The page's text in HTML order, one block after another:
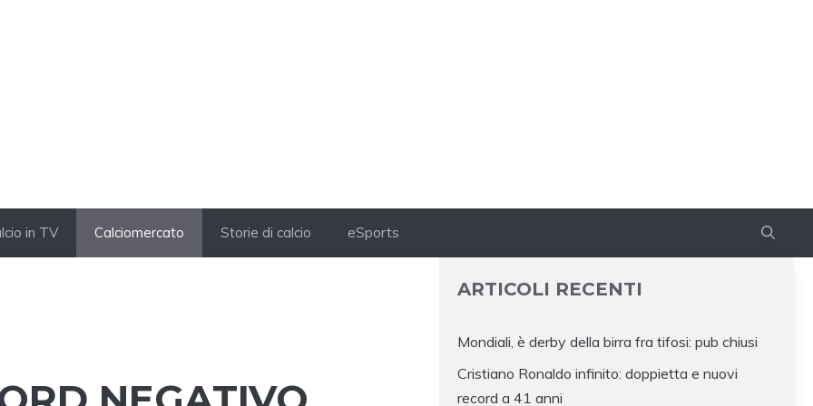
in TV Calciomercato Storie di calcio eSports
ARTICOLI RECENTI
Mondiali, è derby della birra fra tifosi: pub chiusi
Cristiano Ronaldo infinito: doppietta e nuovi
record a 41 anni